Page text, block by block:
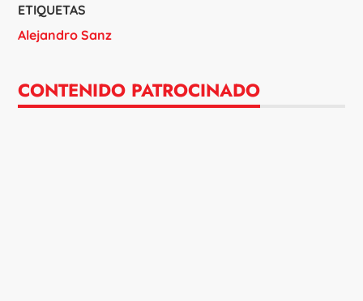
ETIQUETAS
Alejandro Sanz
CONTENIDO PATROCINADO